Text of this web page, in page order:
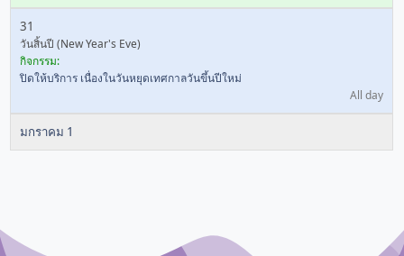
31
วันสิ้นปี (New Year's Eve)
กิจกรรม:
ปิดให้บริการ เนื่องในวันหยุดเทศกาลวันขึ้นปีใหม่
All day
มกราคม 1